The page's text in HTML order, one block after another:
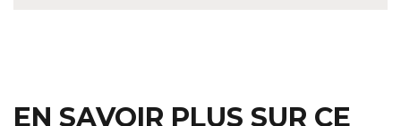
EN SAVOIR PLUS SUR CE